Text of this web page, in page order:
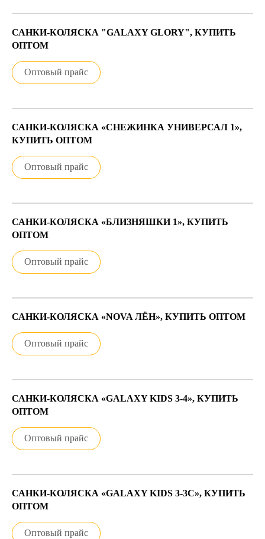
САНКИ-КОЛЯСКА "GALAXY GLORY", КУПИТЬ
ОПТОМ
Оптовый прайс
САНКИ-КОЛЯСКА «СНЕЖИНКА УНИВЕРСАЛ 1»,
КУПИТЬ ОПТОМ
Оптовый прайс
САНКИ-КОЛЯСКА «БЛИЗНЯШКИ 1», КУПИТЬ
ОПТОМ
Оптовый прайс
САНКИ-КОЛЯСКА «NOVA ЛЁН», КУПИТЬ ОПТОМ
Оптовый прайс
САНКИ-КОЛЯСКА «GALAXY KIDS 3-4», КУПИТЬ
ОПТОМ
Оптовый прайс
САНКИ-КОЛЯСКА «GALAXY KIDS 3-3С», КУПИТЬ
ОПТОМ
Оптовый прайс